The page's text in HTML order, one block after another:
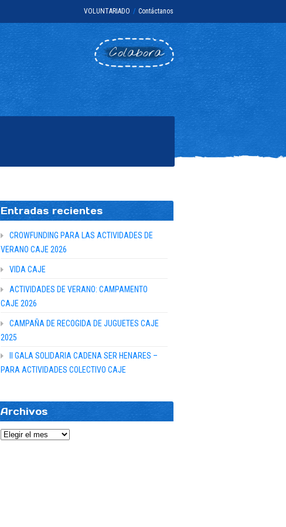
VOLUNTARIADO / Contáctanos
Colabora
Entradas recientes
CROWFUNDING PARA LAS ACTIVIDADES DE
VERANO CAJE 2026
VIDA CAJE
ACTIVIDADES DE VERANO: CAMPAMENTO
CAJE 2026
CAMPAÑA DE RECOGIDA DE JUGUETES CAJE
2025
II GALA SOLIDARIA CADENA SER HENARES –
PARA ACTIVIDADES COLECTIVO CAJE
Archivos
Archivos